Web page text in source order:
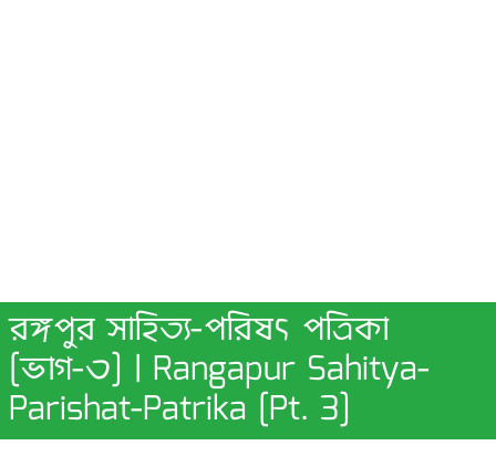
রঙ্গপুর সাহিত্য-পরিষৎ পত্রিকা
[ভাগ-৩] | Rangapur Sahitya-
Parishat-Patrika [Pt. 3]